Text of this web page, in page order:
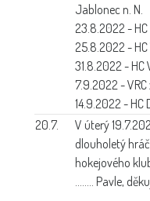
Jablonec n. N.
23.8.2022 -
25.8.2022 -
31.8.2022 - HC
7.9.2022 -
14.9.2022 - HC
20.7.
V úterý
dlouholetý
hokejového
........ Pavle,